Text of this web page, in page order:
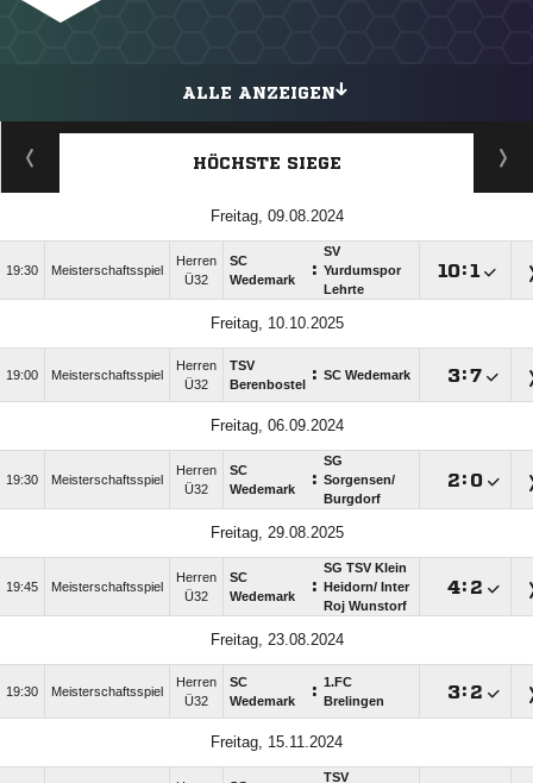
ALLE ANZEIGEN
HÖCHSTE SIEGE
Freitag, 09.08.2024
19:30 Meisterschaftsspiel
Herren
Ü32
SC
Wedemark
:
SV
Yurdumspor
Lehrte
:
Freitag, 10.10.2025
19:00 Meisterschaftsspiel
Herren
Ü32
TSV
Berenbostel
: SC Wedemark :
Freitag, 06.09.2024
19:30 Meisterschaftsspiel
Herren
Ü32
SC
Wedemark
:
SG
Sorgensen/​
Burgdorf
: 
Freitag, 29.08.2025
19:45 Meisterschaftsspiel
Herren
Ü32
SC
Wedemark
:
SG TSV Klein
Heidorn/​ Inter
Roj Wunstorf
: 
Freitag, 23.08.2024
19:30 Meisterschaftsspiel
Herren
Ü32
SC
Wedemark
: 1.FC
Brelingen
: 
Freitag, 15.11.2024
TSV